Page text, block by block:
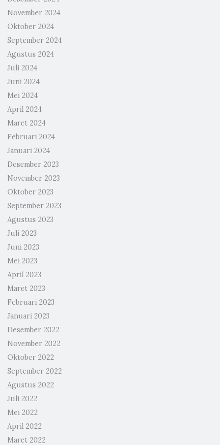
November 2024
Oktober 2024
September 2024
Agustus 2024
Juli 2024
Juni 2024
Mei 2024
April 2024
Maret 2024
Februari 2024
Januari 2024
Desember 2023
November 2023
Oktober 2023
September 2023
Agustus 2023
Juli 2023
Juni 2023
Mei 2023
April 2023
Maret 2023
Februari 2023
Januari 2023
Desember 2022
November 2022
Oktober 2022
September 2022
Agustus 2022
Juli 2022
Mei 2022
April 2022
Maret 2022